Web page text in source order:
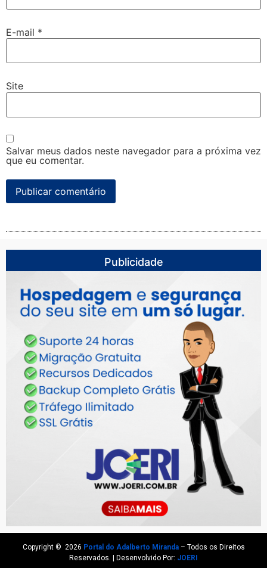
E-mail *
Site
Salvar meus dados neste navegador para a próxima vez
que eu comentar.
Publicidade
Copyright © 2026 Portal do Adalberto Miranda– Todos os Direitos
Reservados. | Desenvolvido Por: JOERI